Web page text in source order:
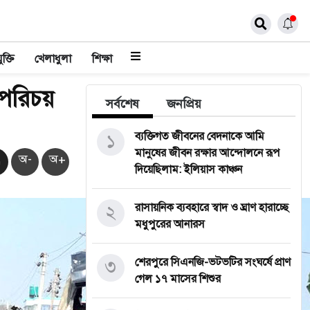
খেলাধুলা শিক্ষা
অ- অ+
সর্বশেষ জনপ্রিয়
ব্যক্তিগত জীবনের বেদনাকে আমি
মানুষের জীবন রক্ষার আন্দোলনে রূপ
দিয়েছিলাম: ইলিয়াস কাঞ্চন
১
রাসায়নিক ব্যবহারে স্বাদ ও ঘ্রাণ হারাচ্ছে
মধুপুরের আনারস
২
শেরপুরে সিএনজি-ভটভটির সংঘর্ষে প্রাণ
গেল ১৭ মাসের শিশুর
৩